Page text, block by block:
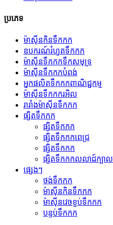
ប្រភេទ
ម៉ាស៊ីនកិនទឹកកក
ឧបករណ៍រំហួតទឹកកក
ម៉ាស៊ីនទឹកកកទឹកសមុទ្រ
ម៉ាស៊ីនទឹកកកបំពង់
អ្នកផលិតទឹកកកពាណិជ្ជកម្ម
ម៉ាស៊ីនទឹកកករអិល
រារាំងម៉ាស៊ីនទឹកកក
ផ្សិតទឹកកក
ផ្សិតទឹកកក
ផ្សិតទឹកកកពេជ្រ
ផ្សិតទឹកកក
ផ្សិតទឹកកកលលាដ៍ក្បាល
ផ្សេងៗ
ថង់ទឹកកក
ម៉ាស៊ីនកិនទឹកកក
ម៉ាស៊ីនវេចខ្ចប់ទឹកកក
បន្ទប់ទឹកកក